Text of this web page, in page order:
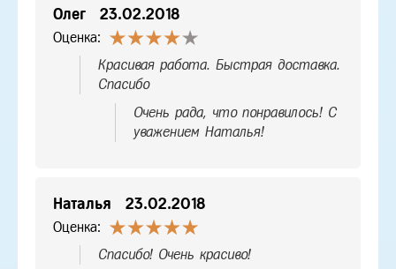
Олег 23.02.2018
Оценка:
Красивая работа. Быстрая доставка.
Спасибо
Очень рада, что понравилось! С
уважением Наталья!
Наталья 23.02.2018
Оценка:
Спасибо! Очень красиво!